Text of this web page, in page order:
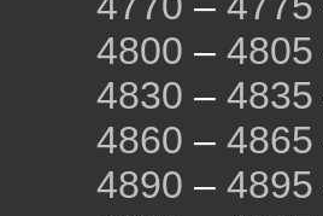
4800 – 4805
4830 – 4835
4860 – 4865
4890 – 4895